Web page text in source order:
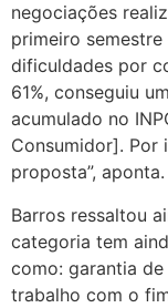
negociações
primeiro
dificuldades por
61%, conseguiu
acumulado no
Consumidor]. Por
proposta”, aponta.
Barros ressaltou
categoria tem
como: garantia
trabalho com o